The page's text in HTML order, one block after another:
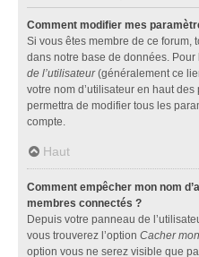
Comment modifier mes
Si vous êtes membre de ce forum,
dans notre base de données. Pour
de l’utilisateur(généralement ce
votre nom d’utilisateur en haut
permettra de modifier tous les
compte.
Haut
Comment empêcher mon nom
membres connectés ?
Depuis votre panneau de
vous trouverez l’option Cacher
option vous ne serez visible que